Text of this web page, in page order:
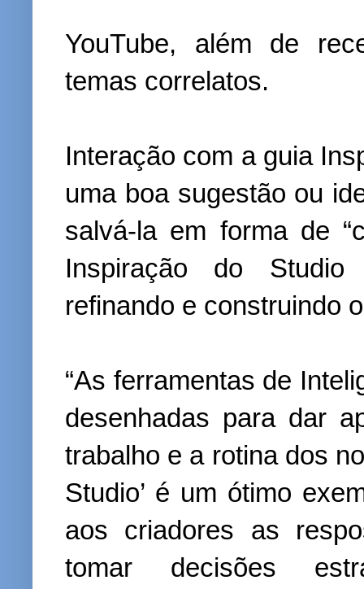
YouTube, além de
temas correlatos.
Interação com a guia
uma boa sugestão ou
salvá-la em forma de
Inspiração do Studio
refinando e construindo
“As ferramentas de
desenhadas para dar
trabalho e a rotina dos
Studio’ é um ótimo
aos criadores as
tomar decisões